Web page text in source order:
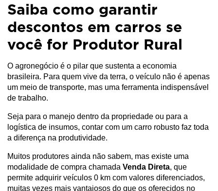
Saiba como garantir
descontos em carros se
você for Produtor Rural
O agronegócio é o pilar que sustenta a economia
brasileira. Para quem vive da terra, o veículo não é apenas
um meio de transporte, mas uma ferramenta indispensável
de trabalho.
Seja para o manejo dentro da propriedade ou para a
logística de insumos, contar com um carro robusto faz toda
a diferença na produtividade.
Muitos produtores ainda não sabem, mas existe uma
modalidade de compra chamada Venda Direta, que
permite adquirir veículos 0 km com valores diferenciados,
muitas vezes mais vantajosos do que os oferecidos no